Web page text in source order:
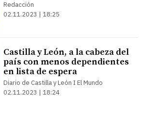
Redacción
02.11.2023 | 18:25
Castilla y León, a la cabeza del
país con menos dependientes
en lista de espera
Diario de Castilla y León I El Mundo
02.11.2023 | 18:24